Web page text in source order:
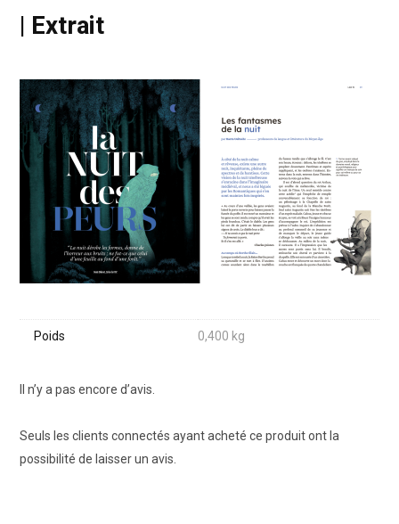
| Extrait
Poids 0,400 kg
Il n’y a pas encore d’avis.
Seuls les clients connectés ayant acheté ce produit ont la
possibilité de laisser un avis.